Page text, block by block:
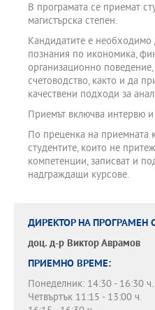
В програмата се приемат
магистърска степен.
Кандидатите е необходимо
познания по икономика,
организационно
счетоводство, както и да
качествени подходи за
Приемът включва интервю
По преценка на приемната
студентите, които не
компетенции, записват и
надграждащи курсове.
ДИРЕКТОР НА ПРОГРАМЕН
доц. д-р Виктор Аврамов
ПРИЕМНО ВРЕМЕ:
Понеделник: 14:30 - 16:30 ч.
Четвъртък 11:15 - 13:00 ч.